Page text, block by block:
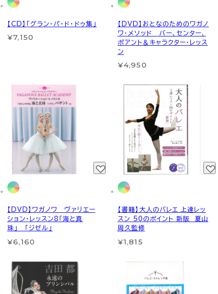
【CD】「グラン・パ・ド・ドゥ集」
¥7,150
【DVD】おとなのためのワガノ
ワ・メソッド バー、センター、
ポアント＆キャラクター・レッス
ン
¥4,950
【DVD】ワガノワ ヴァリエー
ション・レッスン8「海と真
珠」 「ジゼル」
¥6,160
【書籍】大人のバレエ 上達レッ
スン 50のポイント 新版 夏山
周久監修
¥1,815